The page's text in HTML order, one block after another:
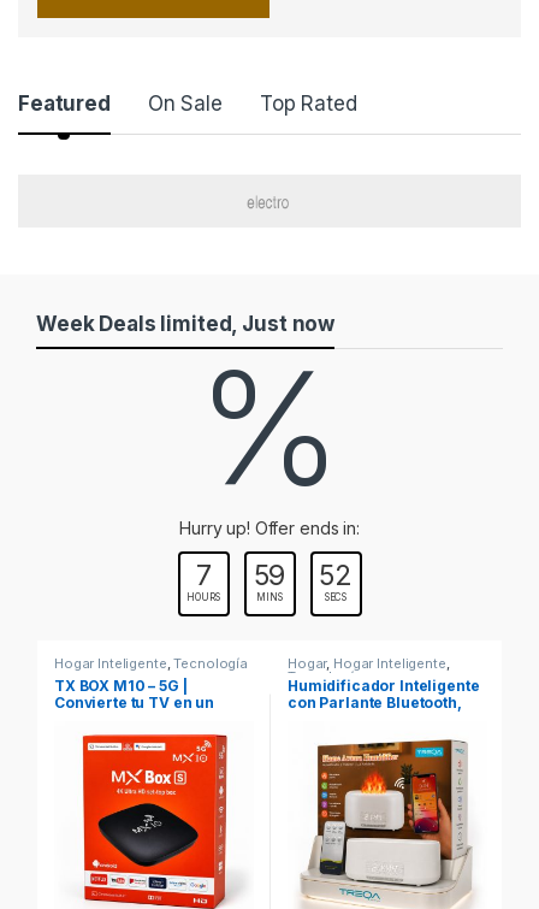
Product Carousel Tabs
Featured On Sale Top Rated
Week Deals limited, Just now
%
Hurry up! Offer ends in:
7
HOURS
59
MINS
51
SECS
Hogar Inteligente,Tecnología
TX BOX M10 – 5G |
Convierte tu TV en un
Hogar, Hogar Inteligente,
Tecnología
Humidificador Inteligente
con Parlante Bluetooth,